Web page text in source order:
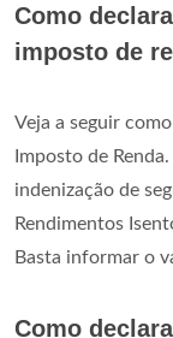
Como
imposto de
Veja a seguir
Imposto de
indenização de
Rendimentos
Basta informar o
Como